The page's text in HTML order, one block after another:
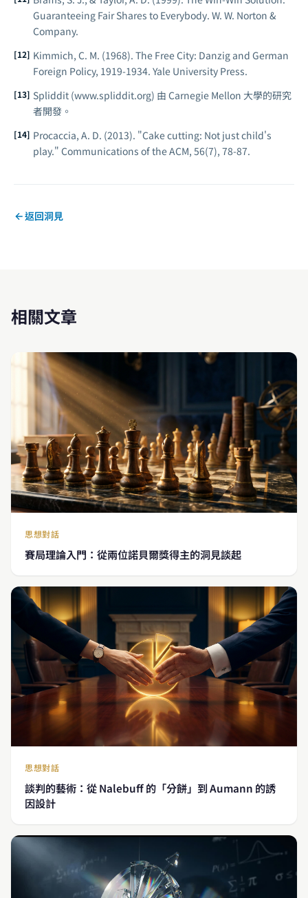
Guaranteeing Fair Shares to Everybody. W. W. Norton &
Company.
Kimmich, C. M. (1968). The Free City: Danzig and German
Foreign Policy, 1919-1934. Yale University Press.
Spliddit (www.spliddit.org) 由 Carnegie Mellon 大學的研究
者開發。
Procaccia, A. D. (2013). "Cake cutting: Not just child's
play." Communications of the ACM, 56(7), 78-87.
返回洞見
相關文章
思想對話
賽局理論入門：從兩位諾貝爾獎得主的洞見談起
思想對話
談判的藝術：從 Nalebuff 的「分餅」到 Aumann 的誘
因設計